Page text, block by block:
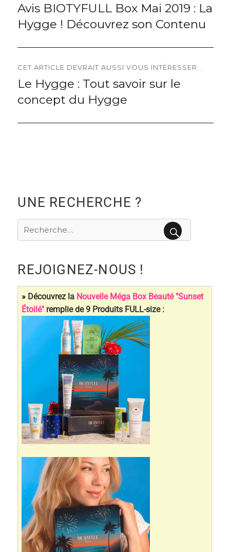
de
l’article
Previous
post:
Avis BIOTYFULL Box Mai 2019 : La
Hygge ! Découvrez son Contenu
CET ARTICLE DEVRAIT AUSSI VOUS INTÉRESSER...
Next
post:
Le Hygge : Tout savoir sur le
concept du Hygge
UNE RECHERCHE ?
Recherche
pour
REJOIGNEZ-NOUS !
» Découvrez la Nouvelle Méga Box Beauté "Sunset
Étoilé" remplie de 9 Produits FULL-size :